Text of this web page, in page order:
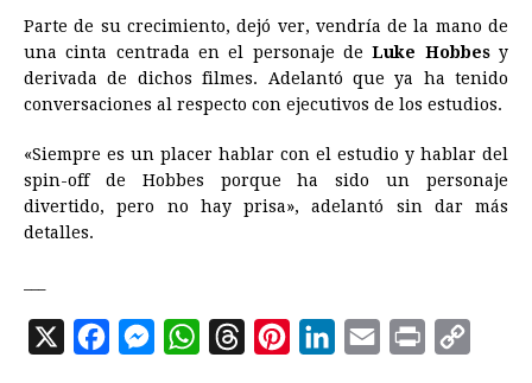
Parte de su crecimiento, dejó ver, vendría de la mano de
una cinta centrada en el personaje deLuke Hobbesy
derivada de dichos filmes. Adelantó que ya ha tenido
conversaciones al respecto con ejecutivos de los estudios.
«Siempre es un placer hablar con el estudio y hablar del
spin-off de Hobbes porque ha sido un personaje
divertido, pero no hay prisa», adelantó sin dar más
detalles.
X
M
W